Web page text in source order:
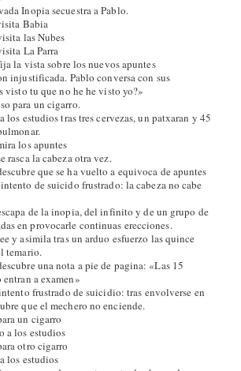
Inopia secuestra a Pablo.
Babia
las Nubes
La Parra
la vista sobre los nuevos apuntes
injustificada. Pablo conversa con sus
visto tu que no he he visto yo?»
para un cigarro.
los estudios tras tres cervezas, un patxaran y 45
los apuntes
rasca la cabeza otra vez.
que se ha vuelto a equivoca de apuntes
de suicido frustrado: la cabeza no cabe
de la inopia, del infinito y de un grupo de
en provocarle continuas erecciones.
y asimila tras un arduo esfuerzo las quince
temario.
una nota a pie de pagina: «Las 15
a examen»
frustrado de suicidio: tras envolverse en
que el mechero no enciende.
un cigarro
a los estudios
otro cigarro
los estudios